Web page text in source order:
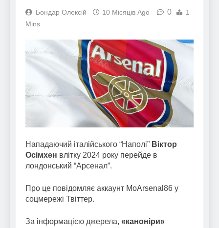
Бондар Олексій 10 Місяців Ago 0
1
Mins
Нападаючий італійського “Наполі” Віктор
Осімхен влітку 2024 року перейде в
лондонський “Арсенал”.
Про це повідомляє аккаунт MoArsenal86 у
соцмережі Твіттер.
За інформацією джерела, «каноніри»